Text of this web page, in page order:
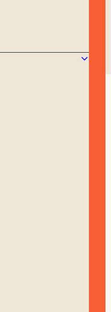
Fish Pro X redéfinit
pour le geste